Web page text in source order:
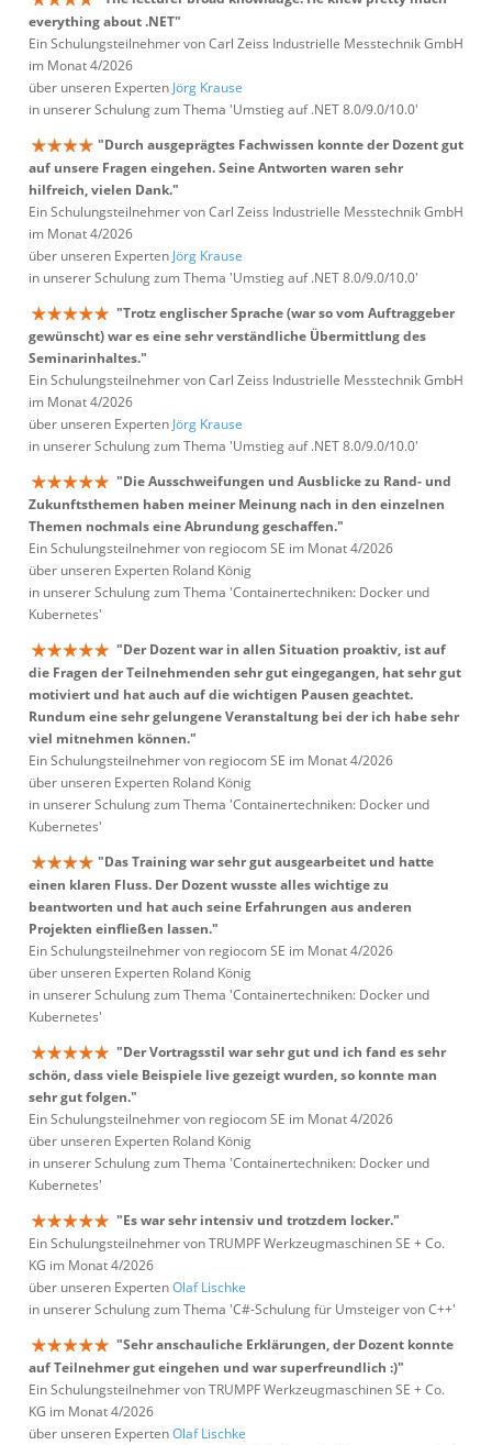
everything about .NET"
Ein Schulungsteilnehmer von Carl Zeiss Industrielle Messtechnik GmbH
im Monat 4/2026
über unseren Experten Jörg Krause
in unserer Schulung zum Thema 'Umstieg auf .NET 8.0/9.0/10.0'
"Durch ausgeprägtes Fachwissen konnte der Dozent gut
auf unsere Fragen eingehen. Seine Antworten waren sehr
hilfreich, vielen Dank."
Ein Schulungsteilnehmer von Carl Zeiss Industrielle Messtechnik GmbH
im Monat 4/2026
über unseren Experten Jörg Krause
in unserer Schulung zum Thema 'Umstieg auf .NET 8.0/9.0/10.0'
"Trotz englischer Sprache (war so vom Auftraggeber
gewünscht) war es eine sehr verständliche Übermittlung des
Seminarinhaltes."
Ein Schulungsteilnehmer von Carl Zeiss Industrielle Messtechnik GmbH
im Monat 4/2026
über unseren Experten Jörg Krause
in unserer Schulung zum Thema 'Umstieg auf .NET 8.0/9.0/10.0'
"Die Ausschweifungen und Ausblicke zu Rand- und
Zukunftsthemen haben meiner Meinung nach in den einzelnen
Themen nochmals eine Abrundung geschaffen."
Ein Schulungsteilnehmer von regiocom SE im Monat 4/2026
über unseren Experten Roland König
in unserer Schulung zum Thema 'Containertechniken: Docker und
Kubernetes'
"Der Dozent war in allen Situation proaktiv, ist auf
die Fragen der Teilnehmenden sehr gut eingegangen, hat sehr gut
motiviert und hat auch auf die wichtigen Pausen geachtet.
Rundum eine sehr gelungene Veranstaltung bei der ich habe sehr
viel mitnehmen können."
Ein Schulungsteilnehmer von regiocom SE im Monat 4/2026
über unseren Experten Roland König
in unserer Schulung zum Thema 'Containertechniken: Docker und
Kubernetes'
"Das Training war sehr gut ausgearbeitet und hatte
einen klaren Fluss. Der Dozent wusste alles wichtige zu
beantworten und hat auch seine Erfahrungen aus anderen
Projekten einfließen lassen."
Ein Schulungsteilnehmer von regiocom SE im Monat 4/2026
über unseren Experten Roland König
in unserer Schulung zum Thema 'Containertechniken: Docker und
Kubernetes'
"Der Vortragsstil war sehr gut und ich fand es sehr
schön, dass viele Beispiele live gezeigt wurden, so konnte man
sehr gut folgen."
Ein Schulungsteilnehmer von regiocom SE im Monat 4/2026
über unseren Experten Roland König
in unserer Schulung zum Thema 'Containertechniken: Docker und
Kubernetes'
"Es war sehr intensiv und trotzdem locker."
Ein Schulungsteilnehmer von TRUMPF Werkzeugmaschinen SE + Co.
KG im Monat 4/2026
über unseren ExpertenOlaf Lischke
in unserer Schulung zum Thema 'C#-Schulung für Umsteiger von C++'
"Sehr anschauliche Erklärungen, der Dozent konnte
auf Teilnehmer gut eingehen und war superfreundlich :)"
Ein Schulungsteilnehmer von TRUMPF Werkzeugmaschinen SE + Co.
KG im Monat 4/2026
über unseren ExpertenOlaf Lischke